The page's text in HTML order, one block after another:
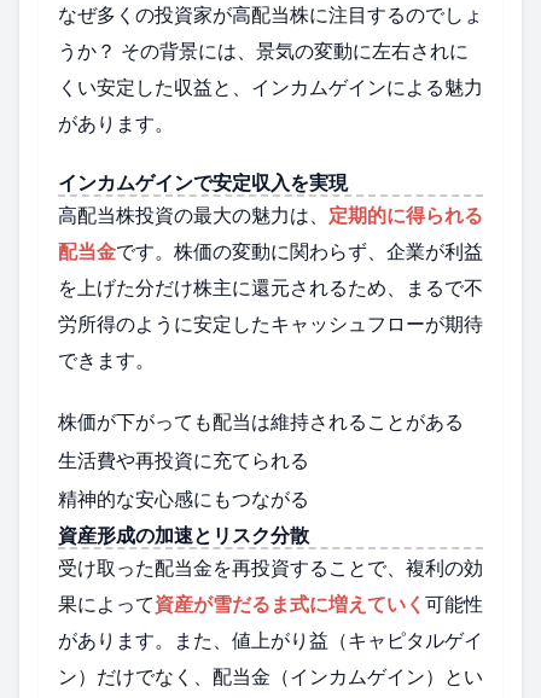
なぜ多くの投資家が高配当株に注目するのでしょ
うか？ その背景には、景気の変動に左右されに
くい安定した収益と、インカムゲインによる魅力
があります。
インカムゲインで安定収入を実現
高配当株投資の最大の魅力は、 定期的に得られる
配当金です。株価の変動に関わらず、企業が利益
を上げた分だけ株主に還元されるため、まるで不
労所得のように安定したキャッシュフローが期待
できます。
株価が下がっても配当は維持されることがある
生活費や再投資に充てられる
精神的な安心感にもつながる
資産形成の加速とリスク分散
受け取った配当金を再投資することで、複利の効
果によって資産が雪だるま式に増えていく 可能性
があります。また、値上がり益（キャピタルゲイ
ン）だけでなく、配当金（インカムゲイン）とい